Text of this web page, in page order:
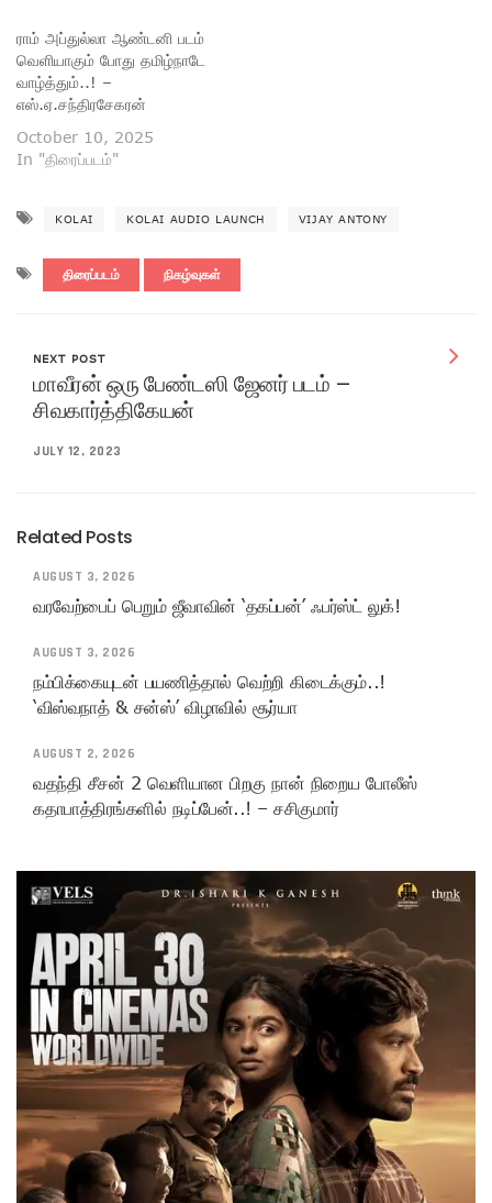
ராம் அப்துல்லா ஆண்டனி படம்
வெளியாகும் போது தமிழ்நாடே
வாழ்த்தும்..! –
எஸ்.ஏ.சந்திரசேகரன்
October 10, 2025
In "திரைப்படம்"
KOLAI KOLAI AUDIO LAUNCH VIJAY ANTONY
திரைப்படம் நிகழ்வுகள்
NEXT POST
மாவீரன் ஒரு பேண்டஸி ஜேனர் படம் –
சிவகார்த்திகேயன்
JULY 12, 2023
Related Posts
AUGUST 3, 2026
வரவேற்பைப் பெறும் ஜீவாவின் ‘தகப்பன்’ ஃபர்ஸ்ட் லுக்!
AUGUST 3, 2026
நம்பிக்கையுடன் பயணித்தால் வெற்றி கிடைக்கும்..!
‘விஸ்வநாத் & சன்ஸ்’ விழாவில் சூர்யா
AUGUST 2, 2026
வதந்தி சீசன் 2 வெளியான பிறகு நான் நிறைய போலீஸ்
கதாபாத்திரங்களில் நடிப்பேன்..! – சசிகுமார்